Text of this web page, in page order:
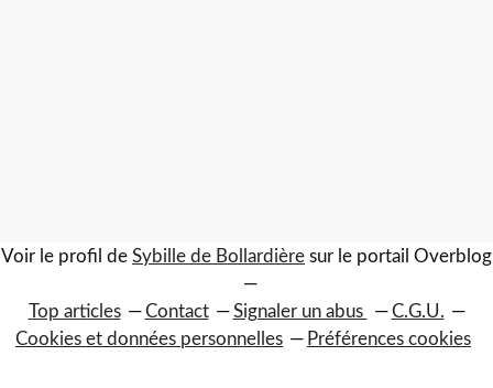
Voir le profil de Sybille de Bollardière sur le portail Overblog
Top articles Contact Signaler un abus
C.G.U.
Cookies et données personnelles
Préférences cookies